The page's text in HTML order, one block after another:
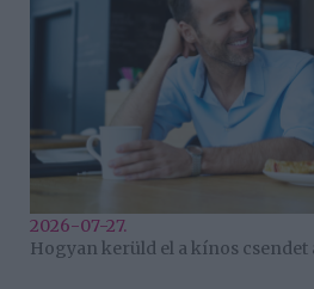
2026-07-27.
Hogyan kerüld el a kínos csendet